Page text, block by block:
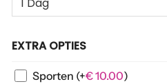
EXTRA OPTIES
Sporten (+€10.00)